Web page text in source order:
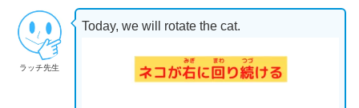
ラッチ先生
Today, we will rotate the cat.